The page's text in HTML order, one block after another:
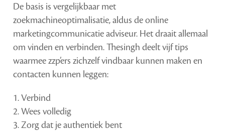
De basis is vergelijkbaar met
zoekmachineoptimalisatie, aldus de online
marketingcommunicatie adviseur. Het draait allemaal
om vinden en verbinden. Thesingh deelt vijf tips
waarmee zzp’ers zichzelf vindbaar kunnen maken en
contacten kunnen leggen:
1. Verbind
2. Wees volledig
3. Zorg dat je authentiek bent